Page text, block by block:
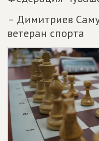
– Димитриев
ветеран спорта